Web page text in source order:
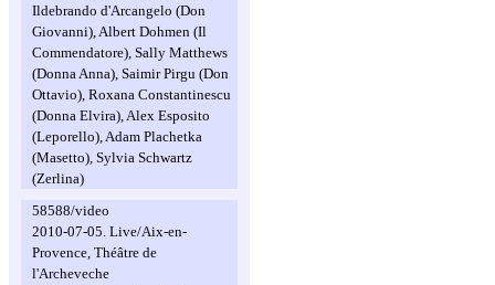
Ildebrando d'Arcangelo (Don
Giovanni), Albert Dohmen (Il
Commendatore), Sally Matthews
(Donna Anna), Saimir Pirgu (Don
Ottavio), Roxana Constantinescu
(Donna Elvira), Alex Esposito
(Leporello), Adam Plachetka
(Masetto), Sylvia Schwartz
(Zerlina)
58588/video
2010-07-05. Live/Aix-en-
Provence, Théâtre de
l'Archeveche